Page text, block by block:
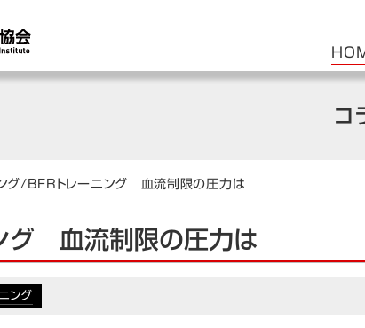
コ
グ/BFRトレーニング 血流制限の圧力は
グ 血流制限の圧力は
ング